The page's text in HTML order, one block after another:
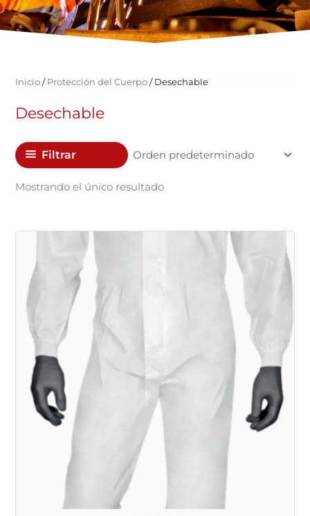
Inicio/Protección del Cuerpo/ Desechable
Desechable
Filtrar
Mostrando el único resultado
elegir
producto